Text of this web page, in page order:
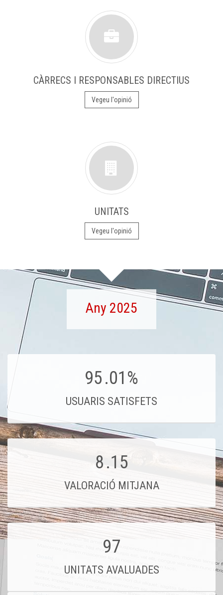
CÀRRECS I RESPONSABLES DIRECTIUS
Vegeu l'opinió
UNITATS
Vegeu l'opinió
Any 2025
95.01%
USUARIS SATISFETS
8.15
VALORACIÓ MITJANA
97
UNITATS AVALUADES